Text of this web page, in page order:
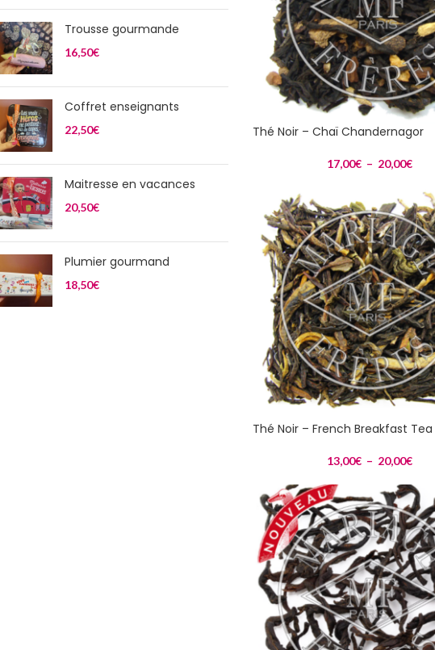
Trousse gourmande
16,50€
Coffret enseignants
22,50€
Maitresse en vacances
20,50€
Plumier gourmand
18,50€
Thé Noir – Chaï Chandernagor
17,00€ – 20,00€
Thé Noir – French Breakfast Tea
13,00€ – 20,00€